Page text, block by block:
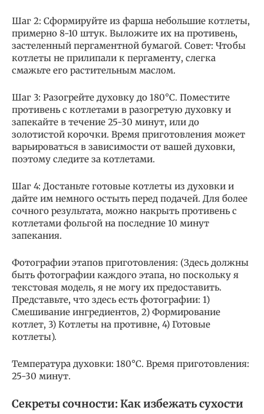
Шаг 2: Сформируйте из фарша небольшие котлеты,
примерно 8-10 штук. Выложите их на противень,
застеленный пергаментной бумагой. Совет: Чтобы
котлеты не прилипали к пергаменту, слегка
смажьте его растительным маслом.
Шаг 3: Разогрейте духовку до 180°C. Поместите
противень с котлетами в разогретую духовку и
запекайте в течение 25-30 минут, или до
золотистой корочки. Время приготовления может
варьироваться в зависимости от вашей духовки,
поэтому следите за котлетами.
Шаг 4: Достаньте готовые котлеты из духовки и
дайте им немного остыть перед подачей. Для более
сочного результата, можно накрыть противень с
котлетами фольгой на последние 10 минут
запекания.
Фотографии этапов приготовления: (Здесь должны
быть фотографии каждого этапа, но поскольку я
текстовая модель, я не могу их предоставить.
Представьте, что здесь есть фотографии: 1)
Смешивание ингредиентов, 2) Формирование
котлет, 3) Котлеты на противне, 4) Готовые
котлеты).
Температура духовки: 180°C. Время приготовления:
25-30 минут.
Секреты сочности: Как избежать сухости